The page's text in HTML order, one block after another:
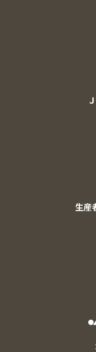
生産